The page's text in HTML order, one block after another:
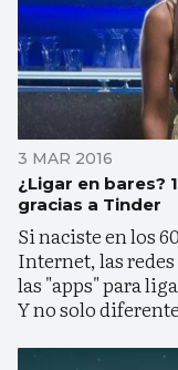
3 MAR 2016
¿Ligar en bares?
gracias a Tinder
Si naciste en los
Internet, las
las "apps" para
Y no solo